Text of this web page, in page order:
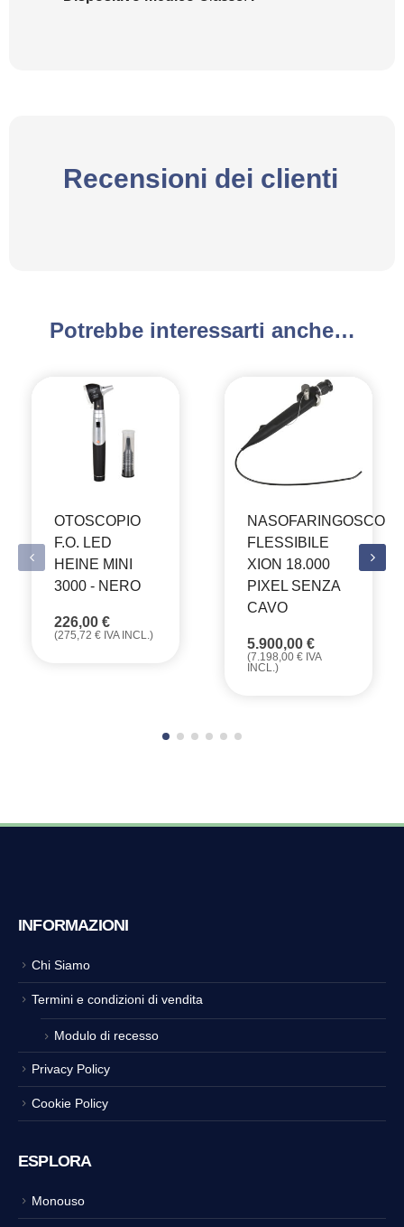
Recensioni dei clienti
Potrebbe interessarti anche…
OTOSCOPIO
F.O. LED
HEINE MINI
3000 - NERO
226,00 €
(275,72 € IVA INCL.)
FLESSIBILE
XION 18.000
PIXEL SENZA
CAVO
5.900,00 €
(7.198,00 € IVA
INCL.)
INFORMAZIONI
Chi Siamo
Termini e condizioni di vendita
Modulo di recesso
Privacy Policy
Cookie Policy
ESPLORA
Monouso